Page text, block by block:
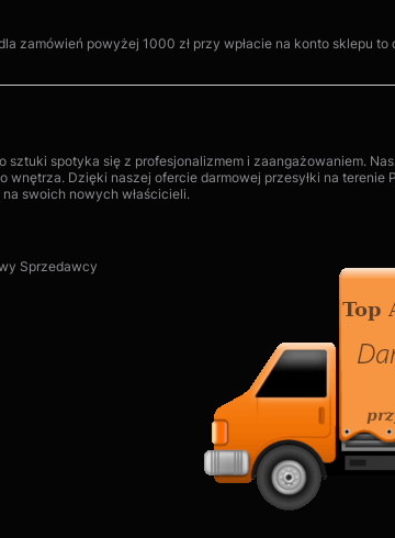
zamówień powyżej 1000 zł przy wpłacie na konto sklepu
sztuki spotyka się z profesjonalizmem i zaangażowaniem.
wnętrza. Dzięki naszej ofercie darmowej przesyłki na
swoich nowych właścicieli.
Sprzedawcy